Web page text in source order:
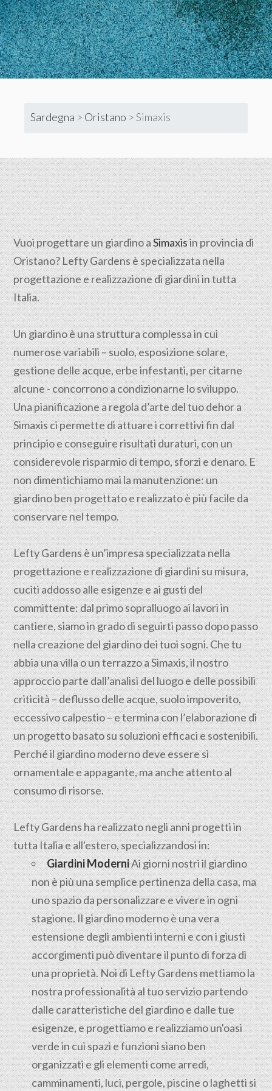
Sardegna > Oristano >Simaxis
Vuoi progettare un giardino aSimaxisin provincia di
Oristano? Lefty Gardens è specializzata nella
progettazione e realizzazione di giardini in tutta
Italia.
Un giardino è una struttura complessa in cui
numerose variabili – suolo, esposizione solare,
gestione delle acque, erbe infestanti, per citarne
alcune - concorrono a condizionarne lo sviluppo.
Una pianificazione a regola d’arte del tuo dehor a
Simaxis ci permette di attuare i correttivi fin dal
principio e conseguire risultati duraturi, con un
considerevole risparmio di tempo, sforzi e denaro. E
non dimentichiamo mai la manutenzione: un
giardino ben progettato e realizzato è più facile da
conservare nel tempo.
Lefty Gardens è un’impresa specializzata nella
progettazionee realizzazione di giardini su misura,
cuciti addosso alle esigenze e ai gusti del
committente: dal primo sopralluogo ai lavori in
cantiere, siamo in grado di seguirti passo dopo passo
nella creazione del giardino dei tuoi sogni. Che tu
abbia una villa o un terrazzo a Simaxis, il nostro
approccio parte dall’analisi del luogo e delle possibili
criticità – deflusso delle acque, suolo impoverito,
eccessivo calpestio – e termina con l’elaborazione di
un progetto basato su soluzioni efficaci e sostenibili.
Perché il giardino moderno deve essere sì
ornamentale e appagante, ma anche attento al
consumo di risorse.
Lefty Gardens ha realizzato negli anni progetti in
tutta Italia e all'estero, specializzandosi in:
Giardini ModerniAi giorni nostri il giardino
non è più una semplice pertinenza della casa, ma
uno spazio da personalizzare e vivere in ogni
stagione. Il giardino moderno è una vera
estensione degli ambienti interni e con i giusti
accorgimenti può diventare il punto di forza di
una proprietà. Noi di Lefty Gardens mettiamo la
nostra professionalità al tuo servizio partendo
dalle caratteristiche del giardino e dalle tue
esigenze, e progettiamo e realizziamo un'oasi
verde in cui spazi e funzioni siano ben
organizzati e gli elementi come arredi,
camminamenti, luci, pergole, piscine o laghetti si